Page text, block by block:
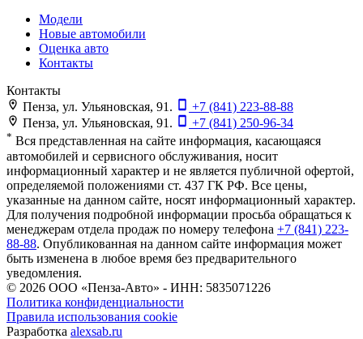
Модели
Новые автомобили
Оценка авто
Контакты
Контакты
Пенза, ул. Ульяновская, 91.
+7 (841) 223-88-88
Пенза, ул. Ульяновская, 91.
+7 (841) 250-96-34
* Вся представленная на сайте информация, касающаяся
автомобилей и сервисного обслуживания, носит
информационный характер и не является публичной офертой,
определяемой положениями ст. 437 ГК РФ. Все цены,
указанные на данном сайте, носят информационный характер.
Для получения подробной информации просьба обращаться к
менеджерам отдела продаж по номеру телефона +7 (841) 223-
88-88. Опубликованная на данном сайте информация может
быть изменена в любое время без предварительного
уведомления.
© 2026 ООО «Пенза-Авто» - ИНН: 5835071226
Политика конфиденциальности
Правила использования cookie
Разработка alexsab.ru